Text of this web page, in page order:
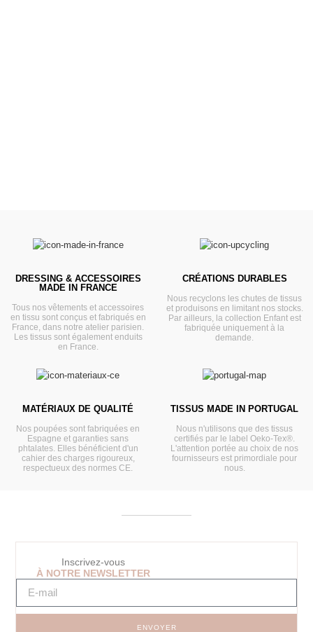
DRESSING & ACCESSOIRES
MADE IN FRANCE
Tous nos vêtements et accessoires
en tissu sont conçus et fabriqués en
France, dans notre atelier parisien.
Les tissus sont également enduits
en France.
CRÉATIONS DURABLES
Nous recyclons les chutes de tissus
et produisons en limitant nos stocks.
Par ailleurs, la collection Enfant est
fabriquée uniquement à la
demande.
MATÉRIAUX DE QUALITÉ
Nos poupées sont fabriquées en
Espagne et garanties sans
phtalates. Elles bénéficient d'un
cahier des charges rigoureux,
respectueux des normes CE.
TISSUS MADE IN PORTUGAL
Nous n'utilisons que des tissus
certifiés par le label Oeko-Tex®.
L'attention portée au choix de nos
fournisseurs est primordiale pour
nous.
Inscrivez-vous
À NOTRE NEWSLETTER
ENVOYER